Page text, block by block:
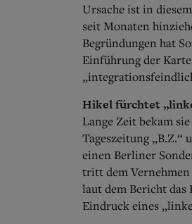
Ursache ist in
seit Monaten
Begründungen hat
Einführung der
Hikel fürchtet
Lange Zeit bekam
Tageszeitung „B.Z.“
einen Berliner
tritt dem
laut dem Bericht das
Eindruck eines